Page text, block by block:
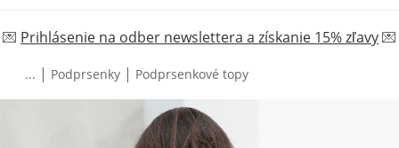
💌 Prihlásenie na odber newslettera a získanie 15% zľavy💌
... | Podprsenky | Podprsenkové topy